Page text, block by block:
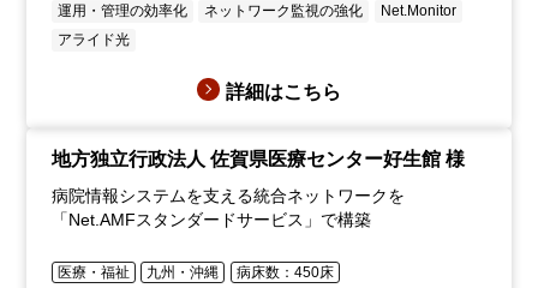
運用・管理の効率化
ネットワーク監視の強化
Net.Monitor
アライド光
詳細はこちら
地方独立行政法人 佐賀県医療センター好生館 様
病院情報システムを支える統合ネットワークを
「Net.AMFスタンダードサービス」で構築
医療・福祉 九州・沖縄
病床数：450床